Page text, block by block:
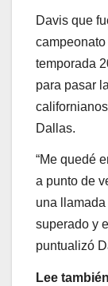
Davis que
temporada
para pasar
Dallas.
“Me quedé
a punto de
una
superado y
puntualizó
Lee